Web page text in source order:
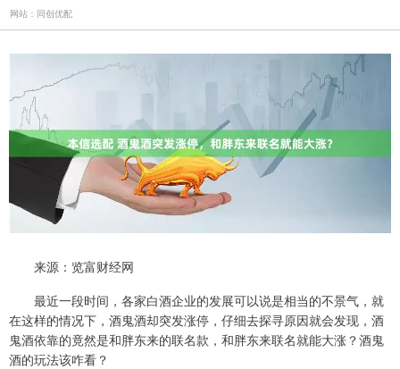
网站：同创优配
来源：览富财经网
最近一段时间，各家白酒企业的发展可以说是相当的不景气，就
在这样的情况下，酒鬼酒却突发涨停，仔细去探寻原因就会发现，酒
鬼酒依靠的竟然是和胖东来的联名款，和胖东来联名就能大涨？酒鬼
酒的玩法该咋看？